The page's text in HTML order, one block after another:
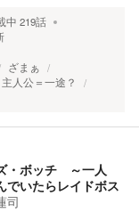
中 219話
ざまぁ
主人公＝一途？
・ボッチ ～一人
でいたらレイドボス
司